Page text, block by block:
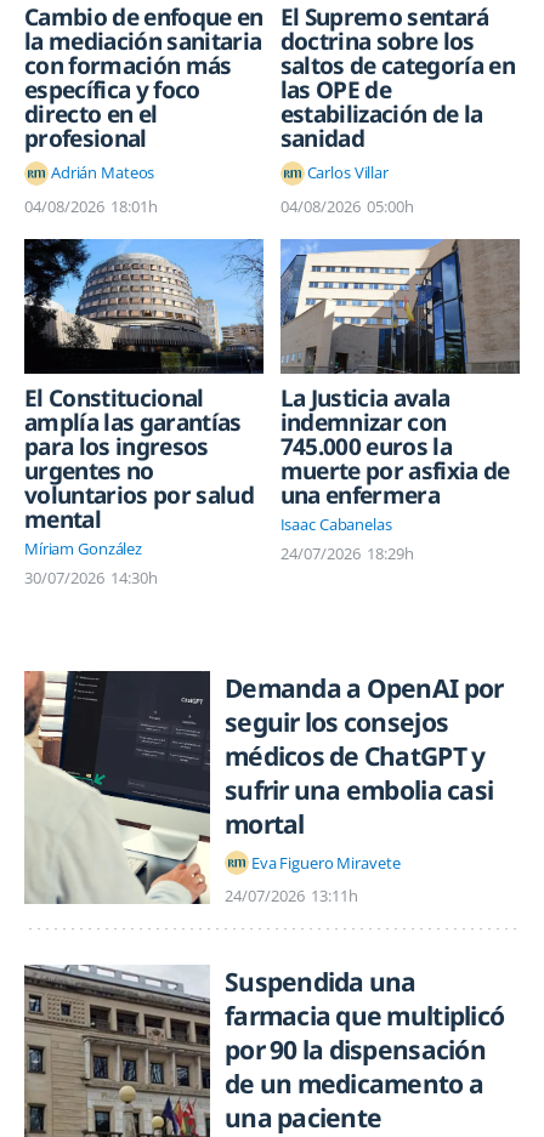
Cambio de enfoque en
la mediación sanitaria
con formación más
específica y foco
directo en el
profesional
Adrián Mateos
04/08/2026 18:01h
El Supremo sentará
doctrina sobre los
saltos de categoría en
las OPE de
estabilización de la
sanidad
Carlos Villar
04/08/2026 05:00h
El Constitucional
amplía las garantías
para los ingresos
urgentes no
voluntarios por salud
mental
Míriam González
30/07/2026 14:30h
La Justicia avala
indemnizar con
745.000 euros la
muerte por asfixia de
una enfermera
Isaac Cabanelas
24/07/2026 18:29h
Demanda a OpenAI por
seguir los consejos
médicos de ChatGPT y
sufrir una embolia casi
mortal
Eva Figuero Miravete
24/07/2026 13:11h
Suspendida una
farmacia que multiplicó
por 90 la dispensación
de un medicamento a
una paciente